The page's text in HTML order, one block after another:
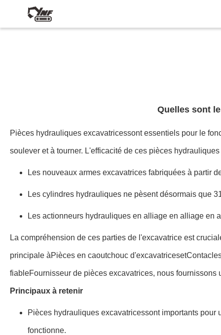
Quelles sont
Pièces hydrauliques excavatricessont essentiels pour le
soulever et à tourner. L'efficacité de ces pièces
Les nouveaux armes excavatrices fabriquées à partir
Les cylindres hydrauliques ne pèsent désormais que
Les actionneurs hydrauliques en alliage en alliage en
La compréhension de ces parties de l'excavatrice est
principale àPièces en caoutchouc d'excavatriceset
fiableFournisseur de pièces excavatrices, nous fournissons
Principaux à retenir
Pièces hydrauliques excavatricessont importants pour
fonctionne.